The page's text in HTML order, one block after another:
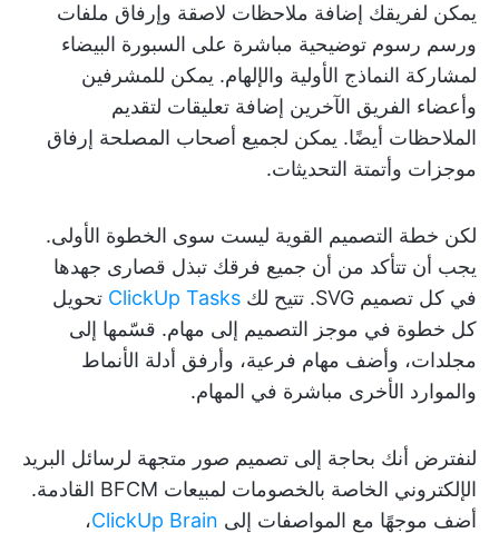
يمكن لفريقك إضافة ملاحظات لاصقة وإرفاق ملفات
ورسم رسوم توضيحية مباشرة على السبورة البيضاء
لمشاركة النماذج الأولية والإلهام. يمكن للمشرفين
وأعضاء الفريق الآخرين إضافة تعليقات لتقديم
الملاحظات أيضًا. يمكن لجميع أصحاب المصلحة إرفاق
موجزات وأتمتة التحديثات.
لكن خطة التصميم القوية ليست سوى الخطوة الأولى.
يجب أن تتأكد من أن جميع فرقك تبذل قصارى جهدها
في كل تصميم SVG. تتيح لك
ClickUp Tasks تحويل
كل خطوة في موجز التصميم إلى مهام. قسّمها إلى
مجلدات، وأضف مهام فرعية، وأرفق أدلة الأنماط
والموارد الأخرى مباشرة في المهام.
لنفترض أنك بحاجة إلى تصميم صور متجهة لرسائل البريد
الإلكتروني الخاصة بالخصومات لمبيعات BFCM القادمة.
أضف موجهًا مع المواصفات إلى ClickUp Brain،